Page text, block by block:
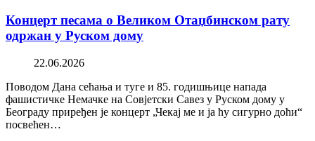
Концерт песама о Великом Отаџбинском рату
одржан у Руском дому
22.06.2026
Поводом Дана сећања и туге и 85. годишњице напада
фашистичке Немачке на Совјетски Савез у Руском дому у
Београду приређен је концерт „Чекај ме и ја ћу сигурно доћи“
посвећен…